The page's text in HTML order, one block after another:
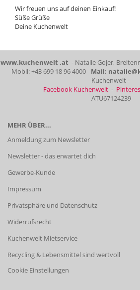
Wir freuen uns auf deinen Einkauf!
Süße Grüße
Deine Kuchenwelt
www.kuchenwelt .at - Natalie Gojer,
Mobil: +43 699 18 96 4000 - Mail:
Kuchenwelt -
Facebook Kuchenwelt -
ATU67124239
MEHR ÜBER...
Anmeldung zum Newsletter
Newsletter - das erwartet dich
Gewerbe-Kunde
Impressum
Privatsphäre und Datenschutz
Widerrufsrecht
Kuchenwelt Mietservice
Recycling & Lebensmittel sind wertvoll
Cookie Einstellungen